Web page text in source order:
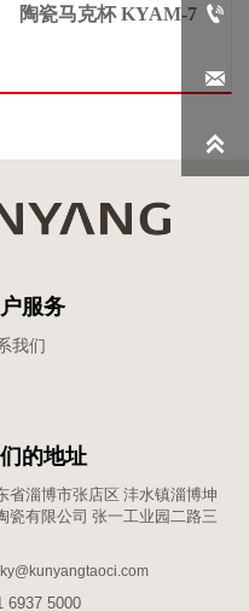
陶瓷马克杯 KYAM-7
服务
我们
的地址
省淄博市张店区 沣水镇淄博坤
瓷有限公司 张一工业园二路三
6937 5000


